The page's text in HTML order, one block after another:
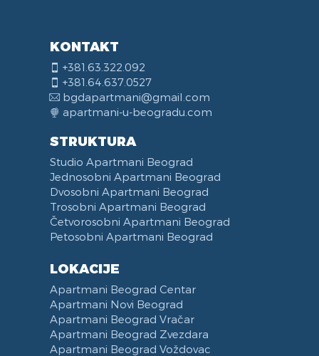
KONTAKT
+381.63.322.092
+381.64.637.0527
bgdapartmani@gmail.com
apartmani-u-beogradu.com
STRUKTURA
Studio Apartmani Beograd
Jednosobni Apartmani Beograd
Dvosobni Apartmani Beograd
Trosobni Apartmani Beograd
Četvorosobni Apartmani Beograd
Petosobni Apartmani Beograd
LOKACIJE
Apartmani Beograd Centar
Apartmani Novi Beograd
Apartmani Beograd Vračar
Apartmani Beograd Zvezdara
Apartmani Beograd Voždovac